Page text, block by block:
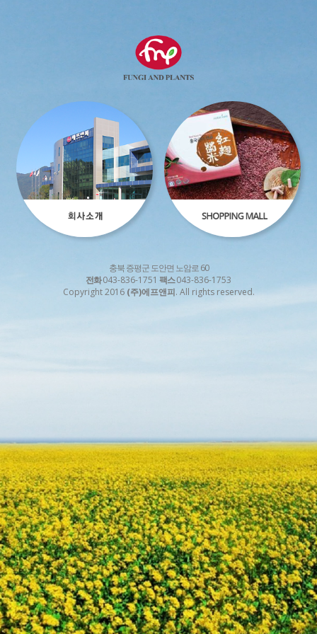
충북 증평군 도안면 노암로 60
전화043-836-1751 팩스043-836-1753
Copyright 2016 (주)에프앤피. All rights reserved.